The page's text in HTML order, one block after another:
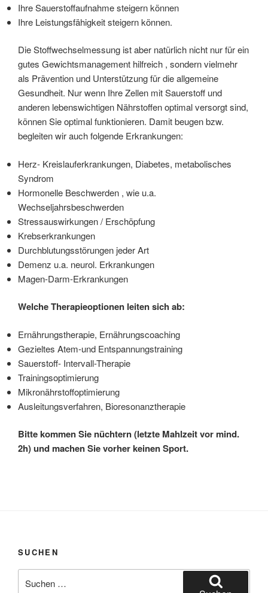
Ihre Sauerstoffaufnahme steigern können
Ihre Leistungsfähigkeit steigern können.
Die Stoffwechselmessung ist aber natürlich nicht nur für ein
gutes Gewichtsmanagement hilfreich , sondern vielmehr
als Prävention und Unterstützung für die allgemeine
Gesundheit. Nur wenn Ihre Zellen mit Sauerstoff und
anderen lebenswichtigen Nährstoffen optimal versorgt sind,
können Sie optimal funktionieren. Damit beugen bzw.
begleiten wir auch folgende Erkrankungen:
Herz- Kreislauferkrankungen, Diabetes, metabolisches
Syndrom
Hormonelle Beschwerden , wie u.a.
Wechseljahrsbeschwerden
Stressauswirkungen / Erschöpfung
Krebserkrankungen
Durchblutungsstörungen jeder Art
Demenz u.a. neurol. Erkrankungen
Magen-Darm-Erkrankungen
Welche Therapieoptionen leiten sich ab:
Ernährungstherapie, Ernährungscoaching
Gezieltes Atem-und Entspannungstraining
Sauerstoff- Intervall-Therapie
Trainingsoptimierung
Mikronährstoffoptimierung
Ausleitungsverfahren, Bioresonanztherapie
Bitte kommen Sie nüchtern (letzte Mahlzeit vor mind.
2h) und machen Sie vorher keinen Sport.
SUCHEN
nach: